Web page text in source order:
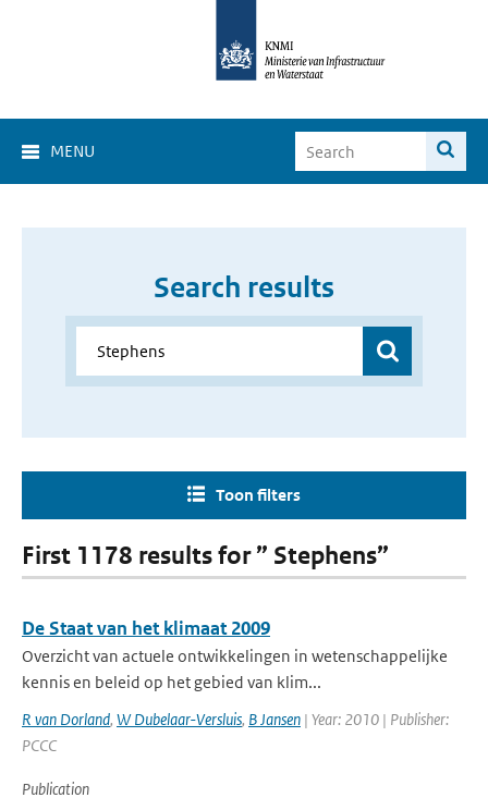
MENU
Search results
Toon filters
First 1178 results for ” Stephens”
De Staat van het klimaat 2009
Overzicht van actuele ontwikkelingen in wetenschappelijke
kennis en beleid op het gebied van klim...
R van Dorland, W Dubelaar-Versluis, B Jansen | Year: 2010 | Publisher:
PCCC
Publication